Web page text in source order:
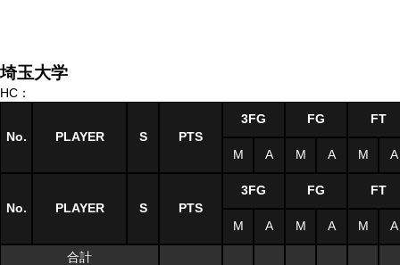
埼玉大学
HC：
No. PLAYER S PTS
3FG FG FT
M A M A M A
No. PLAYER S PTS
3FG FG FT
M A M A M A
合計